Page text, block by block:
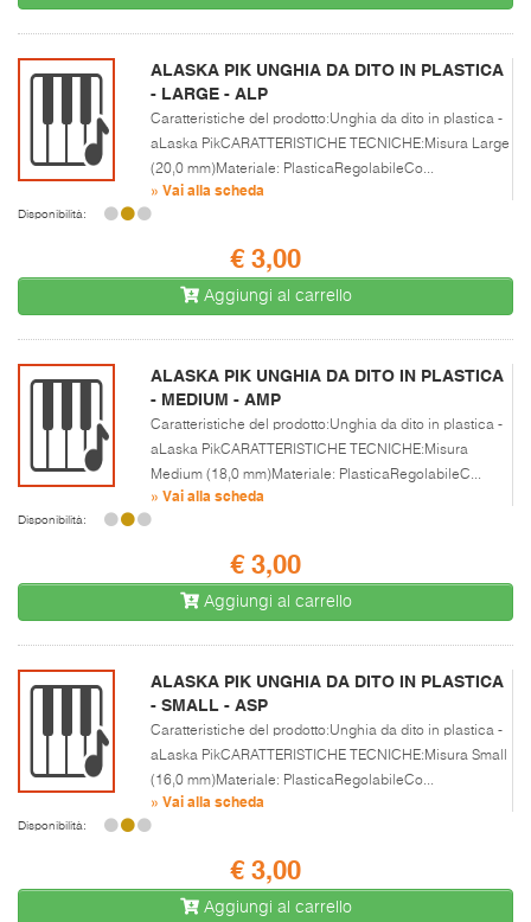
ALASKA PIK UNGHIA DA DITO IN PLASTICA
- LARGE - ALP
Caratteristiche del prodotto:Unghia da dito in plastica -
aLaska PikCARATTERISTICHE TECNICHE:Misura Large
(20,0 mm)Materiale: PlasticaRegolabileCo...
» Vai alla scheda
Disponibilità:
€ 3,00
Aggiungi al carrello
ALASKA PIK UNGHIA DA DITO IN PLASTICA
- MEDIUM - AMP
Caratteristiche del prodotto:Unghia da dito in plastica -
aLaska PikCARATTERISTICHE TECNICHE:Misura
Medium (18,0 mm)Materiale: PlasticaRegolabileC...
» Vai alla scheda
Disponibilità:
€ 3,00
Aggiungi al carrello
ALASKA PIK UNGHIA DA DITO IN PLASTICA
- SMALL - ASP
Caratteristiche del prodotto:Unghia da dito in plastica -
aLaska PikCARATTERISTICHE TECNICHE:Misura Small
(16,0 mm)Materiale: PlasticaRegolabileCo...
» Vai alla scheda
Disponibilità:
€ 3,00
Aggiungi al carrello